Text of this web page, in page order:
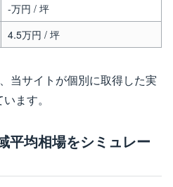
-万円 / 坪
4.5万円 / 坪
当サイトが個別に取得した実
ます。
平均相場をシミュレー